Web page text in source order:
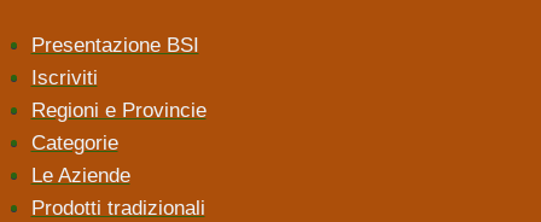
Presentazione BSI
Iscriviti
Regioni e Provincie
Categorie
Le Aziende
Prodotti tradizionali